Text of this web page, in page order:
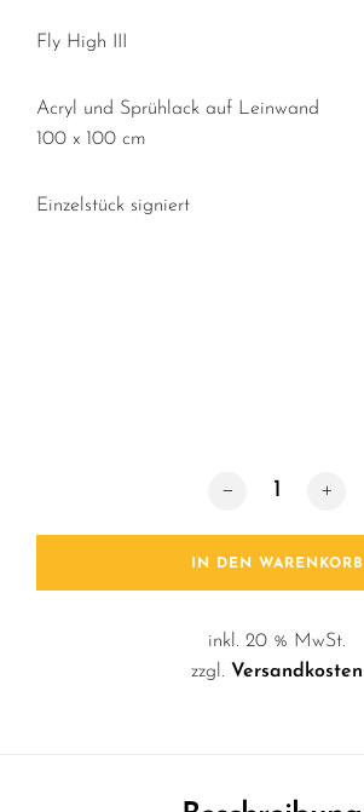
Fly High III
Acryl und Sprühlack auf Leinwand
100 x 100 cm
Einzelstück signiert
Fly High III Menge
IN DEN WARENKORB
inkl. 20 % MwSt.
zzgl. Versandkosten